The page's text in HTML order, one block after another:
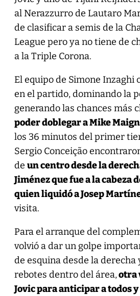
al Nerazzurro de Lautaro
de clasificar a semis de la
League pero ya no tiene de
a la Triple Corona.
El equipo de Simone Inzaghi
en el partido, dominando la
generando las chances más
poder doblegar a Mike
los 36 minutos del primer
Sergio Conceição
de un centro desde la
Jiménez que fue a la cabeza
quien liquidó a Josep
visita.
Para el arranque del
volvió a dar un golpe
de esquina desde la derecha
rebotes dentro del área,otra
Jovic para anticipar a todos